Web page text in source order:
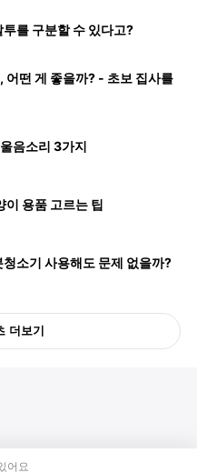
를 구분할 수 있다고?
어떤 게 좋을까? - 초보 집사를
음소리 3가지
이 용품 고르는 팁
소기 사용해도 문제 없을까?
더보기
어요